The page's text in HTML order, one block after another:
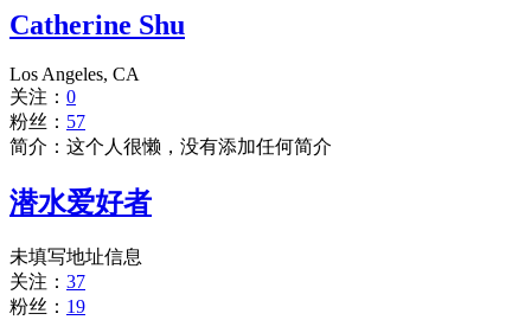
Catherine Shu
Los Angeles, CA
关注： 0
粉丝： 57
简介：这个人很懒，没有添加任何简介
潜水爱好者
未填写地址信息
关注： 37
粉丝： 19